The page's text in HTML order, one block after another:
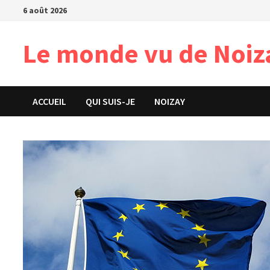
Passer6 août 2026
Le monde vu de
ACCUEIL QUI SUIS-JE NOIZAY